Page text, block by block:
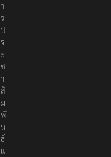
า
ว
ป
ร
ะ
ช
า
สั
ม
พั
น
ธ์
แ